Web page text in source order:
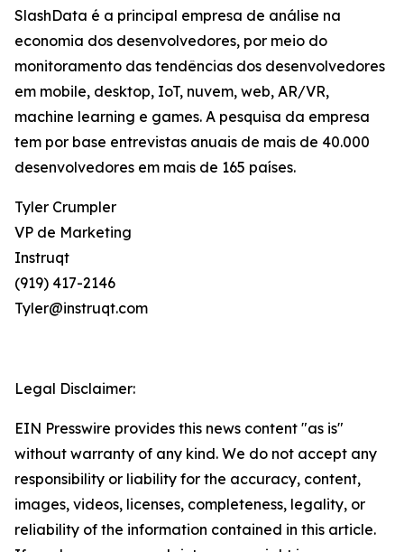
SlashData é a principal empresa de análise na
economia dos desenvolvedores, por meio do
monitoramento das tendências dos desenvolvedores
em mobile, desktop, IoT, nuvem, web, AR/VR,
machine learning e games. A pesquisa da empresa
tem por base entrevistas anuais de mais de 40.000
desenvolvedores em mais de 165 países.
Tyler Crumpler
VP de Marketing
Instruqt
(919) 417-2146
Tyler@instruqt.com
Legal Disclaimer:
EIN Presswire provides this news content "as is"
without warranty of any kind. We do not accept any
responsibility or liability for the accuracy, content,
images, videos, licenses, completeness, legality, or
reliability of the information contained in this article.